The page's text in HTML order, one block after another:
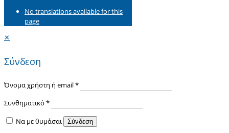
No translations available for this
page
✕
Σύνδεση
Όνομα χρήστη ή email*
Συνθηματικό *
Να με θυμάσαι
Σύνδεση